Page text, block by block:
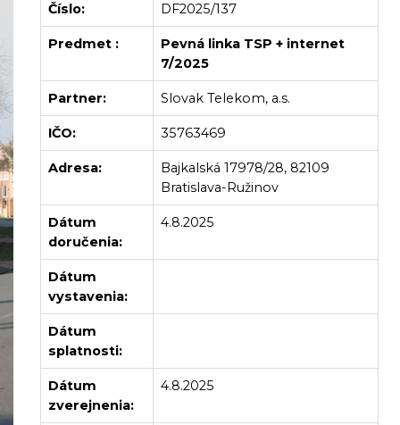
Číslo: DF2025/137
Predmet :
Pevná linka TSP + internet
7/2025
Partner: Slovak Telekom, a.s.
IČO: 35763469
Adresa:
Bajkalská 17978/28, 82109
Bratislava-Ružinov
Dátum
doručenia:
4.8.2025
Dátum
vystavenia:
Dátum
splatnosti:
Dátum
zverejnenia:
4.8.2025